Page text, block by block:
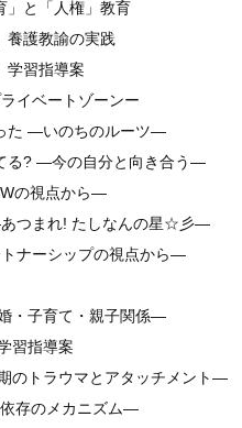
と「人権」教育
護教諭の実践
習指導案
イベートゾーンー
た ―いのちのルーツ―
る? ―今の自分と向き合う―
の視点から―
まれ! たしなんの星☆彡―
ナーシップの視点から―
・子育て・親子関係―
習指導案
のトラウマとアタッチメント―
存のメカニズム―